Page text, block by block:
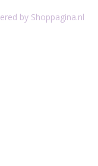
by Shoppagina.nl